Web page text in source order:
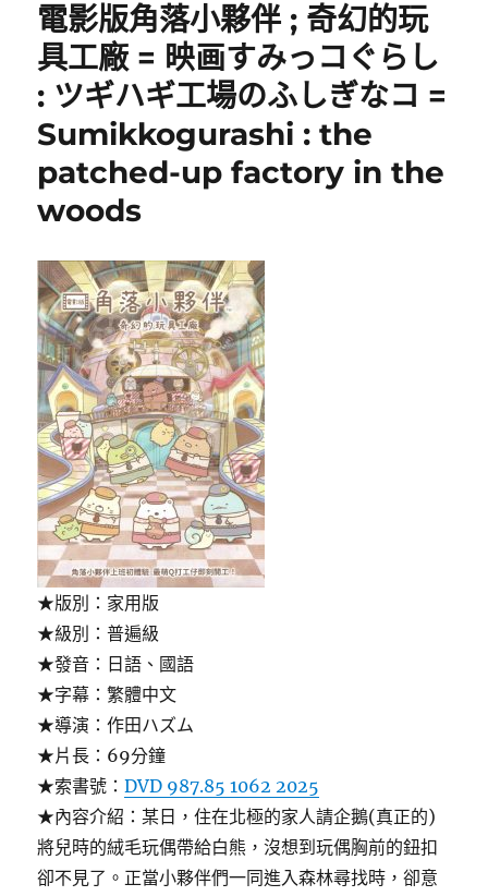
電影版角落小夥伴 ; 奇幻的玩
具工廠 = 映画すみっコぐらし
: ツギハギ工場のふしぎなコ =
Sumikkogurashi : the
patched-up factory in the
woods
★版別：家用版
★級別：普遍級
★發音：日語、國語
★字幕：繁體中文
★導演：作田ハズム
★片長：69分鐘
★索書號：DVD 987.85 1062 2025
★內容介紹：某日，住在北極的家人請企鵝(真正的)
將兒時的絨毛玩偶帶給白熊，沒想到玩偶胸前的鈕扣
卻不見了。正當小夥伴們一同進入森林尋找時，卻意